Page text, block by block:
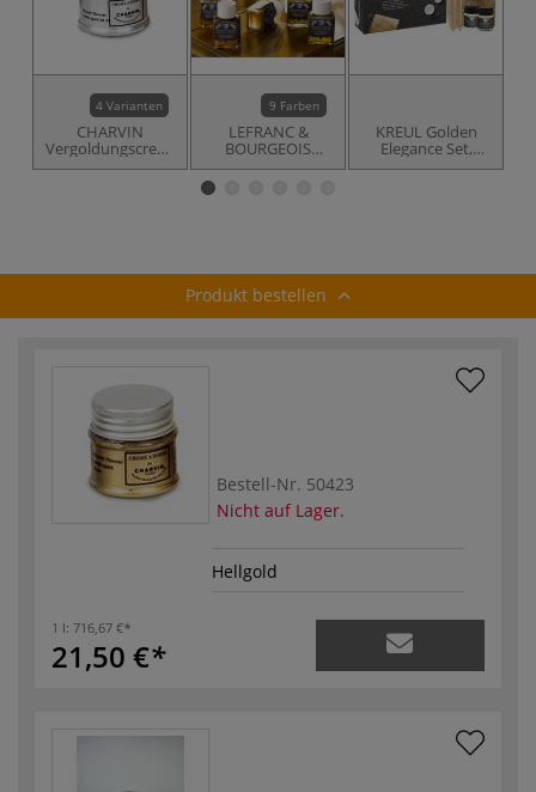
4 Varianten
CHARVIN
Vergoldungscreme,
30 ml
9 Farben
LEFRANC &
BOURGEOIS
Flüssige
KREUL Golden
Elegance Set,
Vergolden mit
Produkt bestellen
Bestell-Nr. 50423
Nicht auf Lager.
Hellgold
1 l: 716,67 €
21,50 €